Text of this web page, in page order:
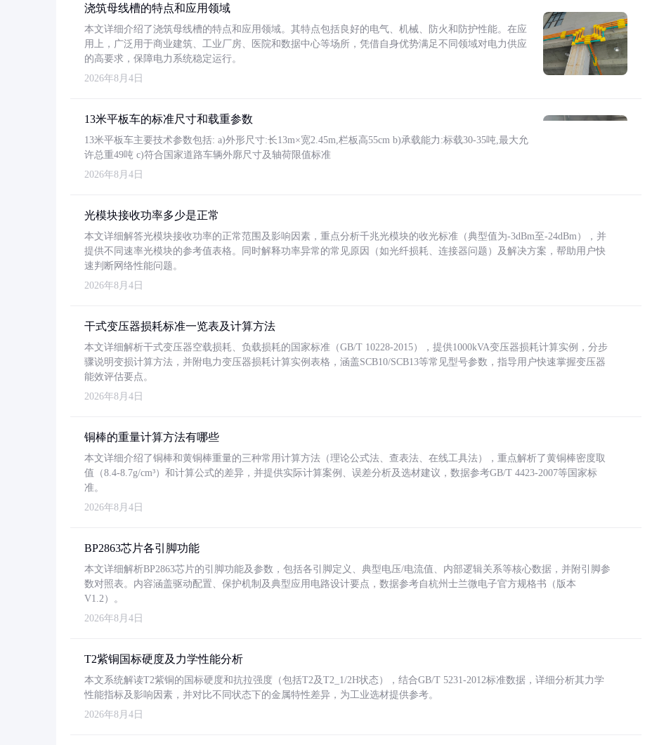
浇筑母线槽的特点和应用领域
本文详细介绍了浇筑母线槽的特点和应用领域。其特点包括良好的电气、机械、防火和防护性能。在应
用上，广泛用于商业建筑、工业厂房、医院和数据中心等场所，凭借自身优势满足不同领域对电力供应
的高要求，保障电力系统稳定运行。
2026年8月4日
13米平板车的标准尺寸和载重参数
13米平板车主要技术参数包括: a)外形尺寸:长13m×宽2.45m,栏板高55cm b)承载能力:标载30-35吨,最大允
许总重49吨 c)符合国家道路车辆外廓尺寸及轴荷限值标准
2026年8月4日
光模块接收功率多少是正常
本文详细解答光模块接收功率的正常范围及影响因素，重点分析千兆光模块的收光标准（典型值为-3dBm至-24dBm），并
提供不同速率光模块的参考值表格。同时解释功率异常的常见原因（如光纤损耗、连接器问题）及解决方案，帮助用户快
速判断网络性能问题。
2026年8月4日
干式变压器损耗标准一览表及计算方法
本文详细解析干式变压器空载损耗、负载损耗的国家标准（GB/T 10228-2015），提供1000kVA变压器损耗计算实例，分步
骤说明变损计算方法，并附电力变压器损耗计算实例表格，涵盖SCB10/SCB13等常见型号参数，指导用户快速掌握变压器
能效评估要点。
2026年8月4日
铜棒的重量计算方法有哪些
本文详细介绍了铜棒和黄铜棒重量的三种常用计算方法（理论公式法、查表法、在线工具法），重点解析了黄铜棒密度取
值（8.4-8.7g/cm³）和计算公式的差异，并提供实际计算案例、误差分析及选材建议，数据参考GB/T 4423-2007等国家标
准。
2026年8月4日
BP2863芯片各引脚功能
本文详细解析BP2863芯片的引脚功能及参数，包括各引脚定义、典型电压/电流值、内部逻辑关系等核心数据，并附引脚参
数对照表。内容涵盖驱动配置、保护机制及典型应用电路设计要点，数据参考自杭州士兰微电子官方规格书（版本
V1.2）。
2026年8月4日
T2紫铜国标硬度及力学性能分析
本文系统解读T2紫铜的国标硬度和抗拉强度（包括T2及T2_1/2H状态），结合GB/T 5231-2012标准数据，详细分析其力学
性能指标及影响因素，并对比不同状态下的金属特性差异，为工业选材提供参考。
2026年8月4日